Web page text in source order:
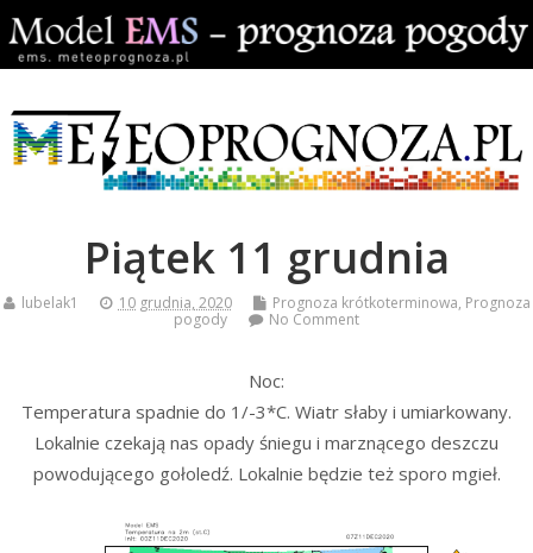
Piątek 11 grudnia
lubelak1 10 grudnia, 2020 Prognoza krótkoterminowa, Prognoza
pogody
No Comment
Noc:
Temperatura spadnie do 1/-3*C. Wiatr słaby i umiarkowany.
Lokalnie czekają nas opady śniegu i marznącego deszczu
powodującego gołoledź. Lokalnie będzie też sporo mgieł.